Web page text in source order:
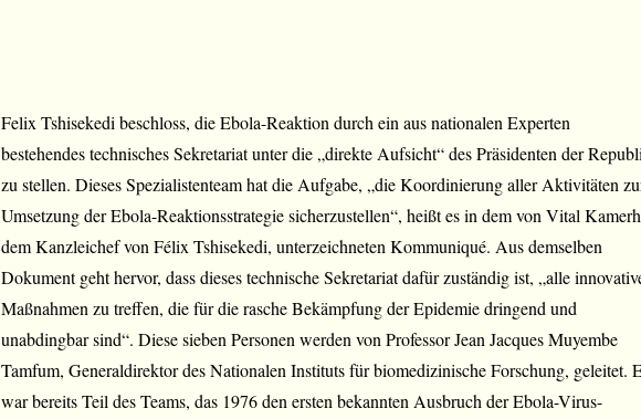
Felix Tshisekedi beschloss, die Ebola-Reaktion durch ein aus nationalen Experten
bestehendes technisches Sekretariat unter die „direkte Aufsicht“ des Präsidenten der
zu stellen. Dieses Spezialistenteam hat die Aufgabe, „die Koordinierung aller Aktivitäten
Umsetzung der Ebola-Reaktionsstrategie sicherzustellen“, heißt es in dem von Vital
dem Kanzleichef von Félix Tshisekedi, unterzeichneten Kommuniqué. Aus demselben
Dokument geht hervor, dass dieses technische Sekretariat dafür zuständig ist, „alle
Maßnahmen zu treffen, die für die rasche Bekämpfung der Epidemie dringend und
unabdingbar sind“. Diese sieben Personen werden von Professor Jean Jacques Muyembe
Tamfum, Generaldirektor des Nationalen Instituts für biomedizinische Forschung, geleitet.
war bereits Teil des Teams, das 1976 den ersten bekannten Ausbruch der Ebola-Virus-